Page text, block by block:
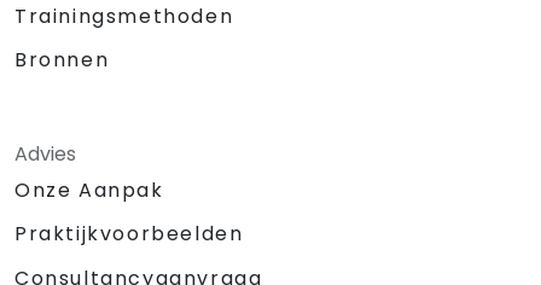
Trainingsmethoden
Bronnen
Advies
Onze Aanpak
Praktijkvoorbeelden
Consultancyaanvraag